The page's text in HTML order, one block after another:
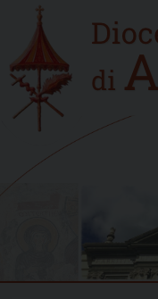
content
Home
new